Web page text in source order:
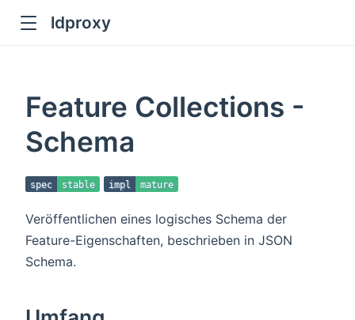
ldproxy
Feature Collections -
Schema
spec stable impl mature
Veröffentlichen eines logisches Schema der
Feature-Eigenschaften, beschrieben in JSON
Schema.